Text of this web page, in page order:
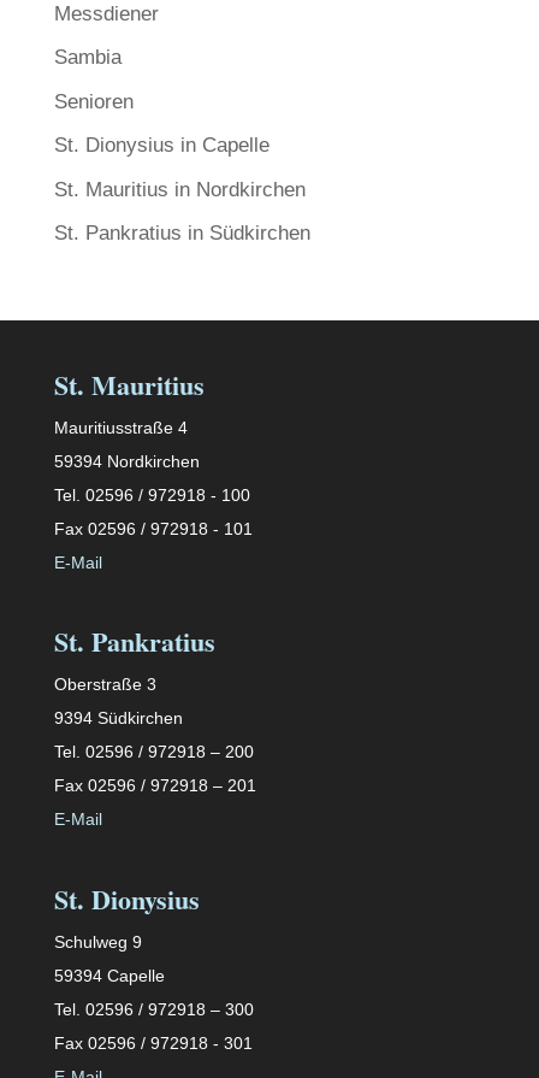
Messdiener
Sambia
Senioren
St. Dionysius in Capelle
St. Mauritius in Nordkirchen
St. Pankratius in Südkirchen
St. Mauritius
Mauritiusstraße 4
59394 Nordkirchen
Tel. 02596 / 972918 - 100
Fax 02596 / 972918 - 101
E-Mail
St. Pankratius
Oberstraße 3
9394 Südkirchen
Tel. 02596 / 972918 – 200
Fax 02596 / 972918 – 201
E-Mail
St. Dionysius
Schulweg 9
59394 Capelle
Tel. 02596 / 972918 – 300
Fax 02596 / 972918 - 301